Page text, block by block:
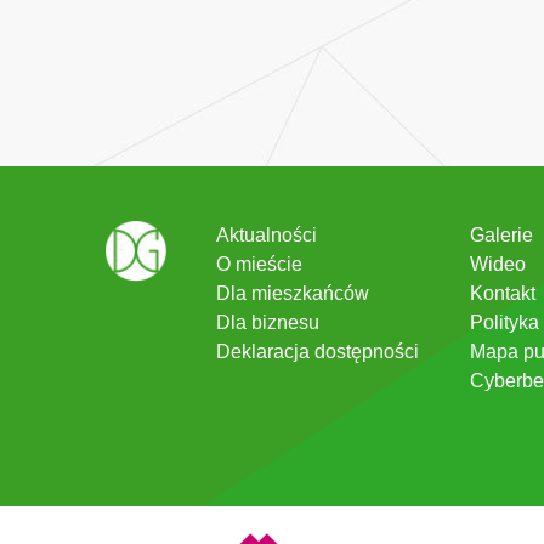
Aktualności
O mieście
Dla mieszkańców
Dla biznesu
Deklaracja dostępności
Galerie
Wideo
Kontakt
Mapa